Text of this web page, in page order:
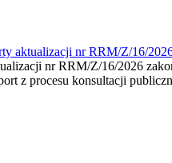
aktualizacji nr RRM/Z/16/
nr RRM/Z/16/2026
z procesu konsultacji